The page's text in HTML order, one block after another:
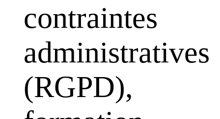
contraintes
administratives
(RGPD),